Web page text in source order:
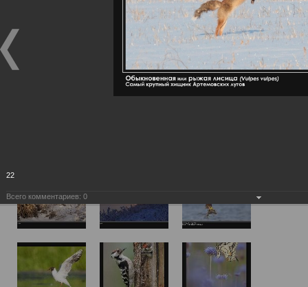
22
Всего комментариев: 0